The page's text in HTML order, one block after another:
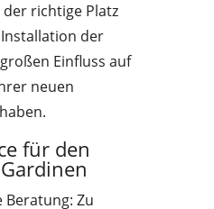
richtige Platz
der
Einfluss auf
neuen
für den
Beratung: Zu